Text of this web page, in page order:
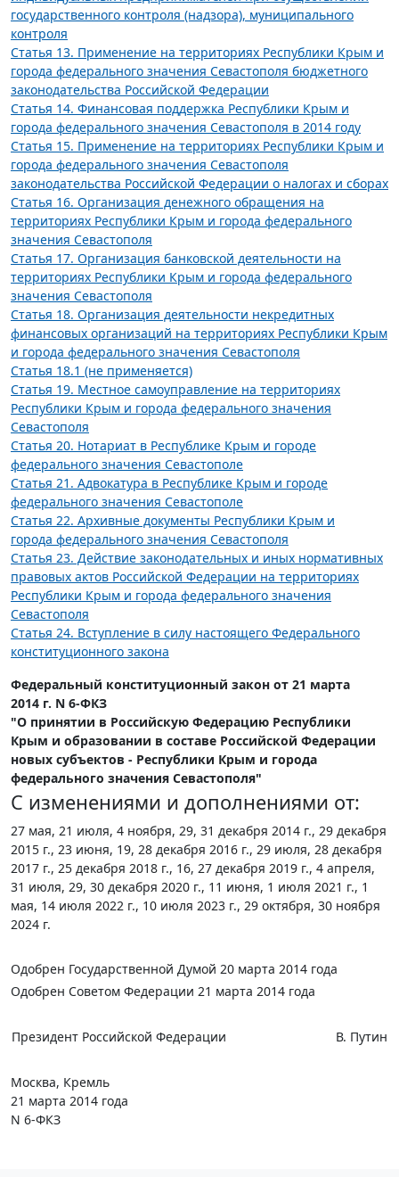
государственного контроля (надзора), муниципального
контроля
Статья 13. Применение на территориях Республики Крым и
города федерального значения Севастополя бюджетного
законодательства Российской Федерации
Статья 14. Финансовая поддержка Республики Крым и
города федерального значения Севастополя в 2014 году
Статья 15. Применение на территориях Республики Крым и
города федерального значения Севастополя
законодательства Российской Федерации о налогах и сборах
Статья 16. Организация денежного обращения на
территориях Республики Крым и города федерального
значения Севастополя
Статья 17. Организация банковской деятельности на
территориях Республики Крым и города федерального
значения Севастополя
Статья 18. Организация деятельности некредитных
финансовых организаций на территориях Республики Крым
и города федерального значения Севастополя
Статья 18.1 (не применяется)
Статья 19. Местное самоуправление на территориях
Республики Крым и города федерального значения
Севастополя
Статья 20. Нотариат в Республике Крым и городе
федерального значения Севастополе
Статья 21. Адвокатура в Республике Крым и городе
федерального значения Севастополе
Статья 22. Архивные документы Республики Крым и
города федерального значения Севастополя
Статья 23. Действие законодательных и иных нормативных
правовых актов Российской Федерации на территориях
Республики Крым и города федерального значения
Севастополя
Статья 24. Вступление в силу настоящего Федерального
конституционного закона
Федеральный конституционный закон от 21 марта
2014 г. N 6-ФКЗ
"О принятии в Российскую Федерацию Республики
Крым и образовании в составе Российской Федерации
новых субъектов - Республики Крым и города
федерального значения Севастополя"
С изменениями и дополнениями от:
27 мая, 21 июля, 4 ноября, 29, 31 декабря 2014 г., 29 декабря
2015 г., 23 июня, 19, 28 декабря 2016 г., 29 июля, 28 декабря
2017 г., 25 декабря 2018 г., 16, 27 декабря 2019 г., 4 апреля,
31 июля, 29, 30 декабря 2020 г., 11 июня, 1 июля 2021 г., 1
мая, 14 июля 2022 г., 10 июля 2023 г., 29 октября, 30 ноября
2024 г.
Одобрен Государственной Думой 20 марта 2014 года
Одобрен Советом Федерации 21 марта 2014 года
Президент Российской Федерации В. Путин
Москва, Кремль
21 марта 2014 года
N 6-ФКЗ